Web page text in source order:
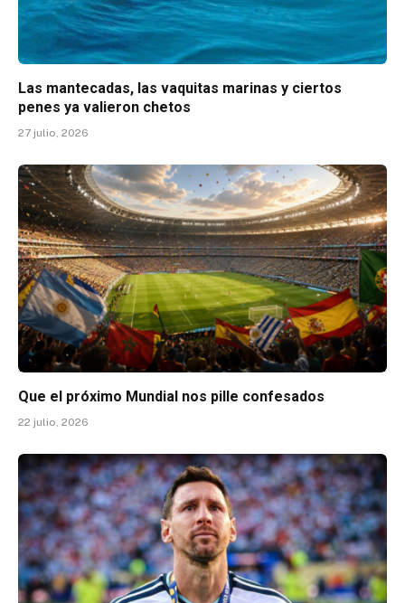
Las mantecadas, las vaquitas marinas y ciertos
penes ya valieron chetos
27 julio, 2026
Que el próximo Mundial nos pille confesados
22 julio, 2026